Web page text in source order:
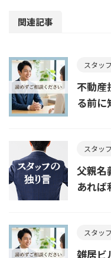
関連記事
スタッ
不動産
る前に
スタッ
父親名
あれば
スタッ
雑居ビ